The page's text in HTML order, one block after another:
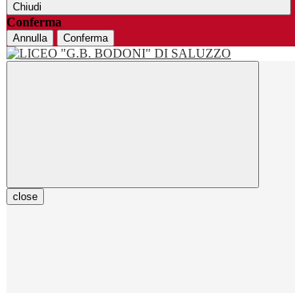
Chiudi
Conferma
Annulla Conferma
close